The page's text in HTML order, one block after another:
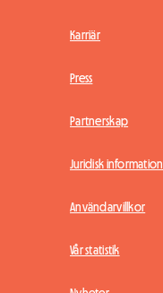
Karriär
Press
Partnerskap
Juridisk information
Användarvillkor
Vår statistik